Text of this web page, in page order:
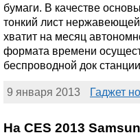
бумаги. В качестве
тонкий лист
хватит на месяц
формата времени
беспроводной док
9 января 2013 Гаджет
На CES 2013